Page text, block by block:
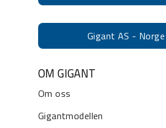
Gigant AS - Norge
OM GIGANT
Om oss
Gigantmodellen